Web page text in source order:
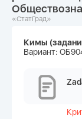
«СтатГрад»
Кимы
Вариант: